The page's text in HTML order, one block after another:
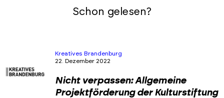
Schon gelesen?
Kreatives Brandenburg
22. Dezember 2022
Nicht verpassen: Allgemeine
Projektförderung der Kulturstiftung